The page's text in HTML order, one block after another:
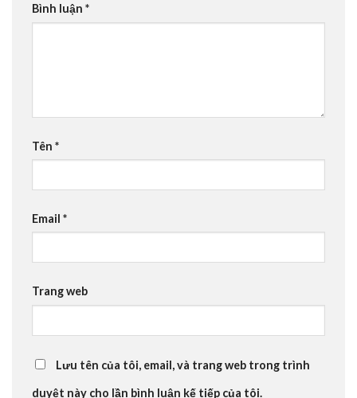
Bình luận *
Tên *
Email *
Trang web
Lưu tên của tôi, email, và trang web trong trình
duyệt này cho lần bình luận kế tiếp của tôi.